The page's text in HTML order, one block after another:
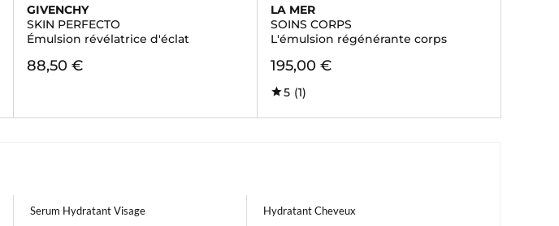
GIVENCHY
SKIN PERFECTO
Émulsion révélatrice d'éclat
88,50 €
LA MER
SOINS CORPS
L'émulsion régénérante corps
195,00 €
5 (1)
Serum Hydratant Visage Hydratant Cheveux